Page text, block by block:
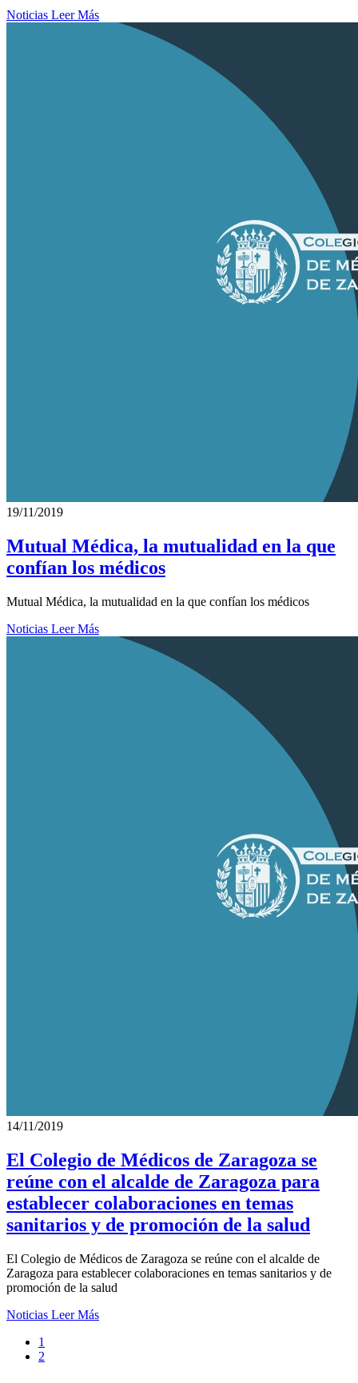
Noticias Leer Más
19/11/2019
Mutual Médica, la mutualidad en la que
confían los médicos
Mutual Médica, la mutualidad en la que confían los médicos
Noticias Leer Más
14/11/2019
El Colegio de Médicos de Zaragoza se
reúne con el alcalde de Zaragoza para
establecer colaboraciones en temas
sanitarios y de promoción de la salud
El Colegio de Médicos de Zaragoza se reúne con el alcalde de
Zaragoza para establecer colaboraciones en temas sanitarios y de
promoción de la salud
Noticias Leer Más
1
2